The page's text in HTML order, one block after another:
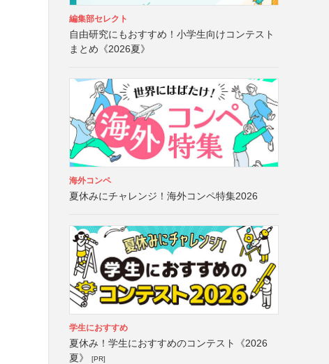
編集部セレクト
自由研究にもおすすめ！小学生向けコンテスト
まとめ《2026夏》
海外コンペ
夏休みにチャレンジ！海外コンペ特集2026
学生におすすめ
夏休み！学生におすすめのコンテスト《2026
夏》
[PR]